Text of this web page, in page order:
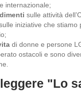
internazionale;
sulle attività
iniziative che stiamo
di donne e persone
ostacoli e sono
"Lo